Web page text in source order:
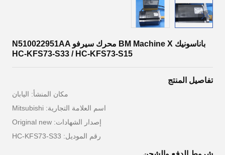
باناسونيك BM Machine X محرك سيرفو N510022951AA
HC-KFS73-S33 / HC-KFS73-S15
تفاصيل المنتج
مكان المنشأ: اليابان
اسم العلامة التجارية: Mitsubishi
إصدار الشهادات: Original new
رقم الموديل: HC-KFS73-S33